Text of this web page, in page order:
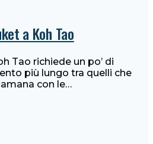
a Koh Tao
Tao richiede un po’ di
più lungo tra quelli che
con le…